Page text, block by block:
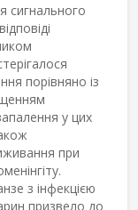
сигнального
порівняно із
у цих
при
з інфекцією
призвело до